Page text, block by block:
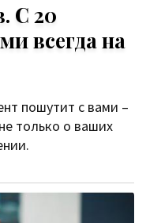
С 20
всегда на
пошутит с вами –
только о ваших